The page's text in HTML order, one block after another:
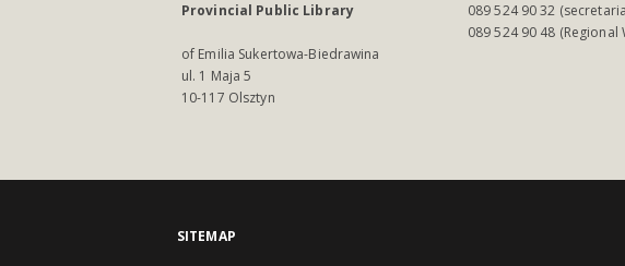
Provincial Public Library
of Emilia Sukertowa-Biedrawina
ul. 1 Maja 5
10-117 Olsztyn
089 524 90 32
089 524 90 48 (Regional
SITEMAP